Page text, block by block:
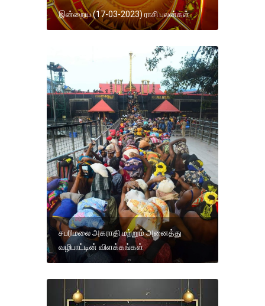
இன்றைய (17-03-2023) ராசி பலன்கள்
சபரிமலை அகராதி மற்றும் அனைத்து
வழிபாட்டின் விளக்கங்கள்